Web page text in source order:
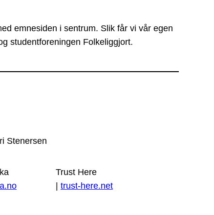
emnesiden i sentrum. Slik får vi vår egen
studentforeningen Folkeliggjort.
Stenersen
Trust Here
| trust-here.net